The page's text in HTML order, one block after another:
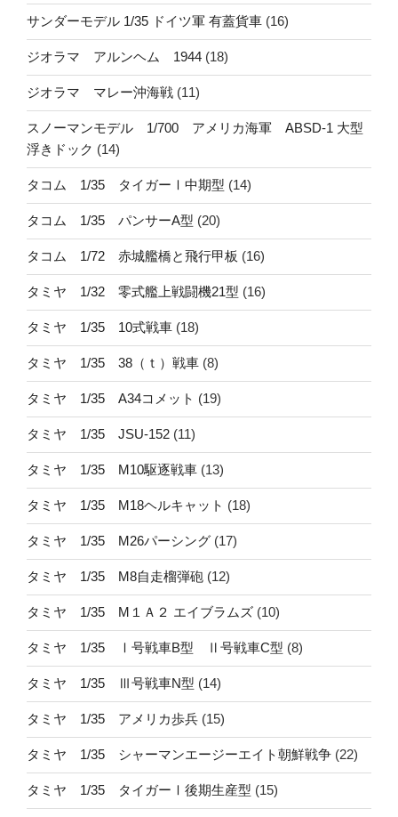
サンダーモデル 1/35 ドイツ軍 有蓋貨車 (16)
ジオラマ アルンヘム 1944 (18)
ジオラマ マレー沖海戦 (11)
スノーマンモデル 1/700 アメリカ海軍 ABSD-1 大型
浮きドック (14)
タコム 1/35 タイガーⅠ中期型 (14)
タコム 1/35 パンサーA型 (20)
タコム 1/72 赤城艦橋と飛行甲板 (16)
タミヤ 1/32 零式艦上戦闘機21型 (16)
タミヤ 1/35 10式戦車 (18)
タミヤ 1/35 38（ｔ）戦車 (8)
タミヤ 1/35 A34コメット (19)
タミヤ 1/35 JSU-152 (11)
タミヤ 1/35 M10駆逐戦車 (13)
タミヤ 1/35 M18ヘルキャット (18)
タミヤ 1/35 M26パーシング (17)
タミヤ 1/35 M8自走榴弾砲 (12)
タミヤ 1/35 M１Ａ２ エイブラムズ (10)
タミヤ 1/35 Ⅰ号戦車B型 Ⅱ号戦車C型 (8)
タミヤ 1/35 Ⅲ号戦車N型 (14)
タミヤ 1/35 アメリカ歩兵 (15)
タミヤ 1/35 シャーマンエージーエイト朝鮮戦争 (22)
タミヤ 1/35 タイガーⅠ後期生産型 (15)